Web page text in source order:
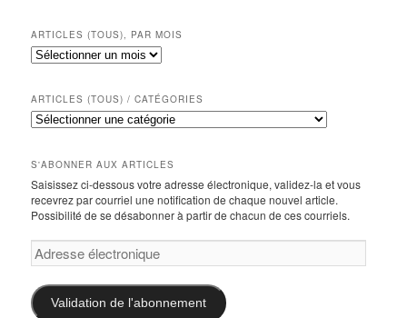
ARTICLES (TOUS), PAR MOIS
Articles
(tous),
mois
ARTICLES (TOUS) / CATÉGORIES
Articles
(tous)
catégories
S'ABONNER AUX ARTICLES
Saisissez ci-dessous votre adresse électronique, validez-la et vous
recevrez par courriel une notification de chaque nouvel article.
Possibilité de se désabonner à partir de chacun de ces courriels.
Adresse
électronique
Validation de l'abonnement